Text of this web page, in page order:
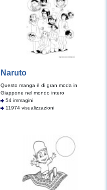
Naruto
Questo manga è di gran moda in
Giappone nel mondo intero
54 immagini
11974 visualizzazioni